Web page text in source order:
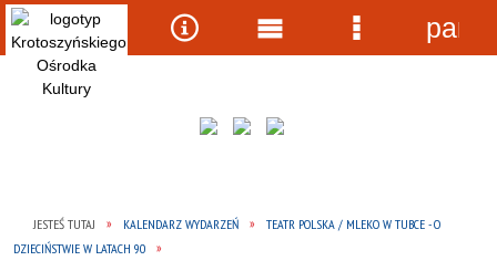
JESTEŚ TUTAJ KALENDARZ WYDARZEŃ
TEATR POLSKA / MLEKO W TUBCE - O
DZIECIŃSTWIE W LATACH 90
Wyszukiwarka
Narzędzia
Menu Menu
panel